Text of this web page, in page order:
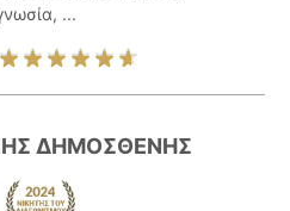
...
ΔΗΜΟΣΘΕΝΗΣ